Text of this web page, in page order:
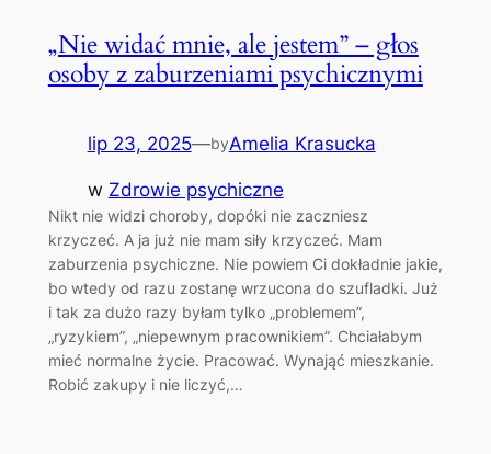
„Nie widać mnie, ale jestem” – głos
osoby z zaburzeniami psychicznymi
lip 23, 2025—byAmelia Krasucka
w Zdrowie psychiczne
Nikt nie widzi choroby, dopóki nie zaczniesz
krzyczeć. A ja już nie mam siły krzyczeć. Mam
zaburzenia psychiczne. Nie powiem Ci dokładnie jakie,
bo wtedy od razu zostanę wrzucona do szufladki. Już
i tak za dużo razy byłam tylko „problemem”,
„ryzykiem”, „niepewnym pracownikiem”. Chciałabym
mieć normalne życie. Pracować. Wynająć mieszkanie.
Robić zakupy i nie liczyć,…